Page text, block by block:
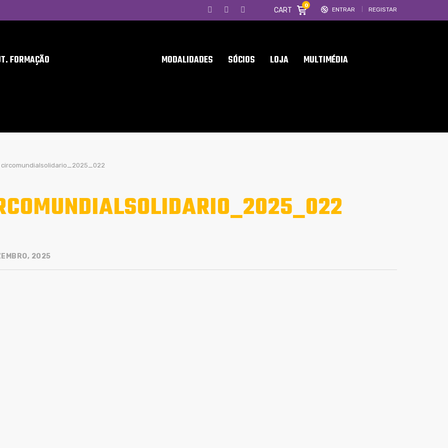
ENTRAR REGISTAR
CART
0
FORMAÇÃO MODALIDADES SÓCIOS LOJA MULTIMÉDIA
circomundialsolidario_2025_022
2025